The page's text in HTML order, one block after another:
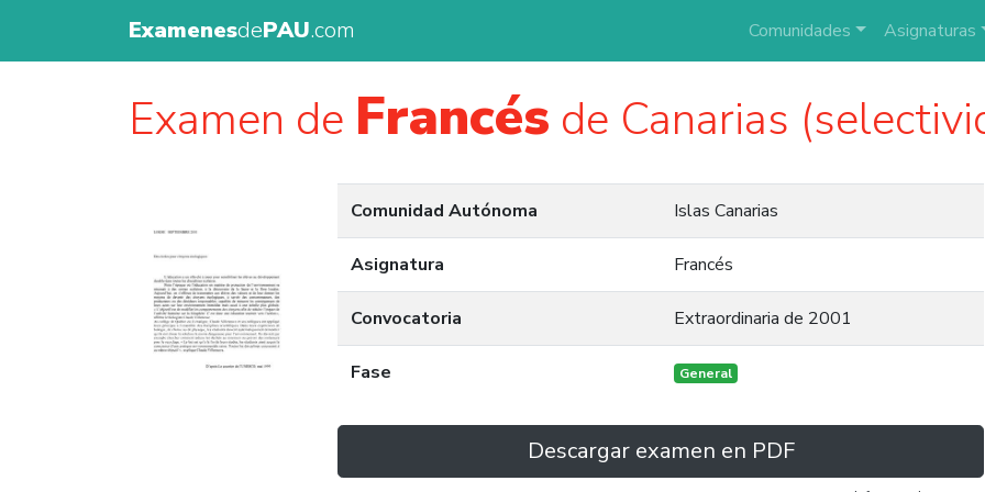
ExamenesdePAU.com Comunidades Asignaturas
Examen de Francés de Canarias
Comunidad Autónoma Islas Canarias
Asignatura Francés
Convocatoria Extraordinaria de 2001
Fase General
Descargar examen en PDF